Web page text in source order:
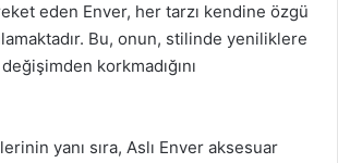
eden Enver, her tarzı kendine özgü
Bu, onun, stilinde yeniliklere
korkmadığını
yanı sıra, Aslı Enver aksesuar